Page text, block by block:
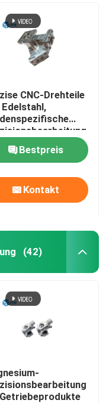
CNC-Drehteile
Edelstahl,
Bestpreis
Kontakt
(42)